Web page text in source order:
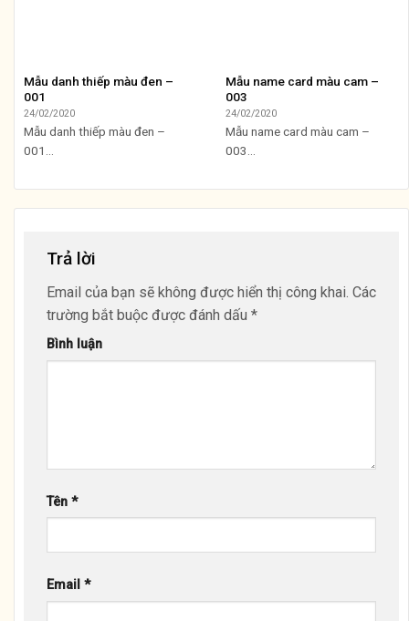
Mẫu danh thiếp màu đen –
001
24/02/2020
Mẫu danh thiếp màu đen –
001...
Mẫu name card màu cam –
003
24/02/2020
Mẫu name card màu cam –
003...
Trả lời
Email của bạn sẽ không được hiển thị công khai. Các
trường bắt buộc được đánh dấu *
Bình luận
Tên *
Email *